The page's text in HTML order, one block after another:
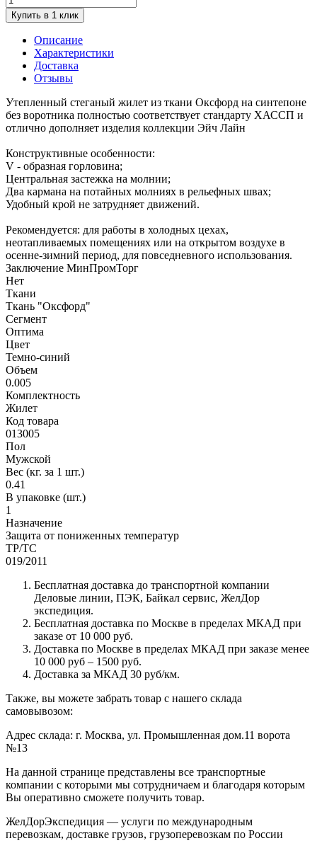
Купить в 1 клик
Описание
Характеристики
Доставка
Отзывы
Утепленный стеганый жилет из ткани Оксфорд на синтепоне
без воротника полностью соответствует стандарту ХАССП и
отлично дополняет изделия коллекции Эйч Лайн
Конструктивные особенности:
V - образная горловина;
Центральная застежка на молнии;
Два кармана на потайных молниях в рельефных швах;
Удобный крой не затрудняет движений.
Рекомендуется: для работы в холодных цехах,
неотапливаемых помещениях или на открытом воздухе в
осенне-зимний период, для повседневного использования.
Заключение МинПромТорг
Нет
Ткани
Ткань "Оксфорд"
Сегмент
Оптима
Цвет
Темно-синий
Объем
0.005
Комплектность
Жилет
Код товара
013005
Пол
Мужской
Вес (кг. за 1 шт.)
0.41
В упаковке (шт.)
1
Назначение
Защита от пониженных температур
ТР/ТС
019/2011
Бесплатная доставка до транспортной компании
Деловые линии, ПЭК, Байкал сервис, ЖелДор
экспедиция.
Бесплатная доставка по Москве в пределах МКАД при
заказе от 10 000 руб.
Доставка по Москве в пределах МКАД при заказе менее
10 000 руб – 1500 руб.
Доставка за МКАД 30 руб/км.
Также, вы можете забрать товар с нашего склада
самовывозом:
Адрес склада: г. Москва, ул. Промышленная дом.11 ворота
№13
На данной странице представлены все транспортные
компании с которыми мы сотрудничаем и благодаря которым
Вы оперативно сможете получить товар.
ЖелДорЭкспедиция — услуги по международным
перевозкам, доставке грузов, грузоперевозкам по России